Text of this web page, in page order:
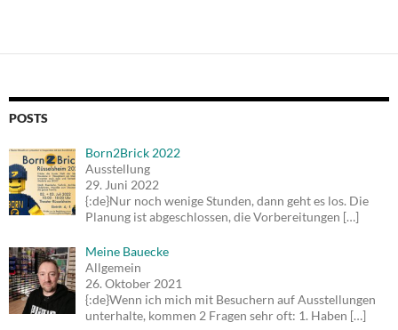
POSTS
Born2Brick 2022
Ausstellung
29. Juni 2022
{:de}Nur noch wenige Stunden, dann geht es los. Die
Planung ist abgeschlossen, die Vorbereitungen […]
Meine Bauecke
Allgemein
26. Oktober 2021
{:de}Wenn ich mich mit Besuchern auf Ausstellungen
unterhalte, kommen 2 Fragen sehr oft: 1. Haben […]